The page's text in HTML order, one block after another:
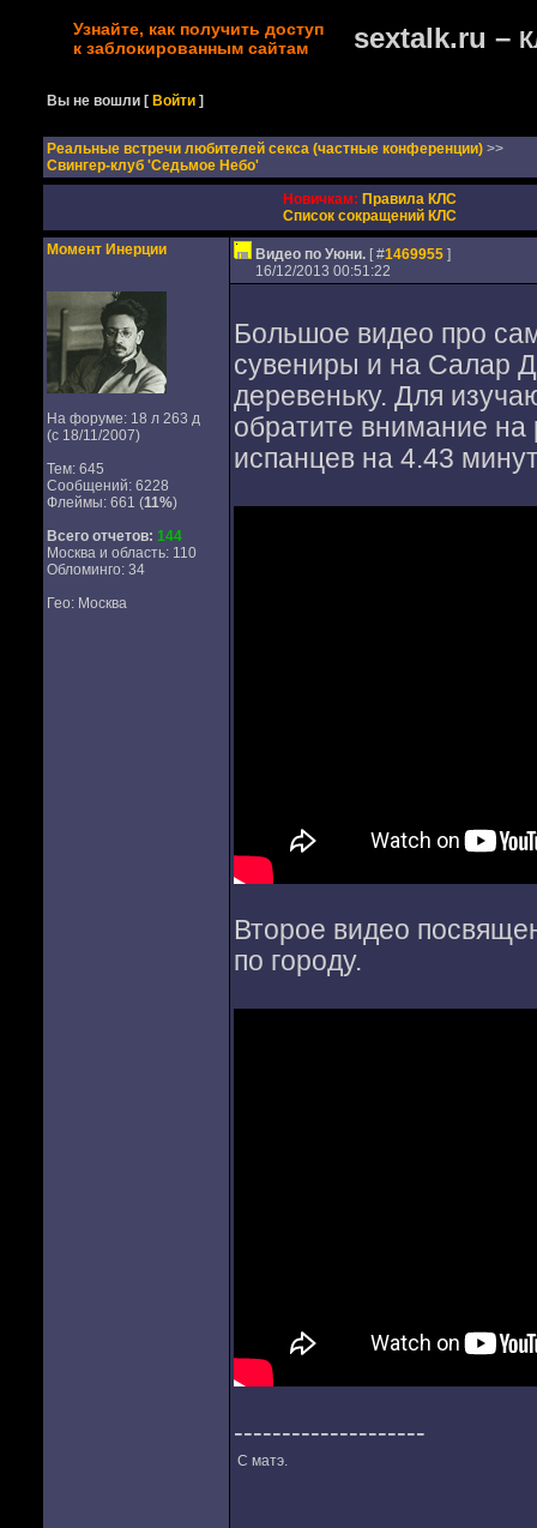
Узнайте, как получить доступ
к заблокированным сайтам
sextalk.ru –
Вы не вошли [Войти ]
Реальные встречи любителей секса (частные конференции) >>
Свингер-клуб 'Седьмое Небо'
Новичкам: Правила КЛС
Список сокращений КЛС
Момент Инерции
На форуме: 18 л 263 д
(с 18/11/2007)
Тем: 645
Сообщений: 6228
Флеймы: 661 (11%)
Всего отчетов: 144
Москва и область: 110
Обломинго: 34
Гео: Москва
Видео по Уюни. [ #1469955]
16/12/2013 00:51:22
Большое видео про
сувениры и на Салар
деревеньку. Для
обратите внимание на
испанцев на 4.43
Второе видео
по городу.
--------------------
С матэ.